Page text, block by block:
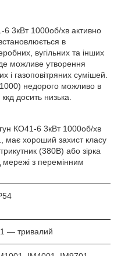
3кВт 1000об/хв активно
в
вугільних та інших
можливе утворення
і газоповітряних сумішей.
недорого можливо в
досить низька.
КО41-6 3кВт 1000об/хв
має хороший захист класу
(380В) або зірка
мережі з перемінним
54
1 ― тривалий